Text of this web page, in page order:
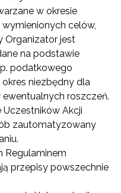
w okresie
celów,
Organizator jest
na podstawie
podatkowego
niezbędny dla
roszczeń.
Akcji
zautomatyzowany
Regulaminem
przepisy powszechnie